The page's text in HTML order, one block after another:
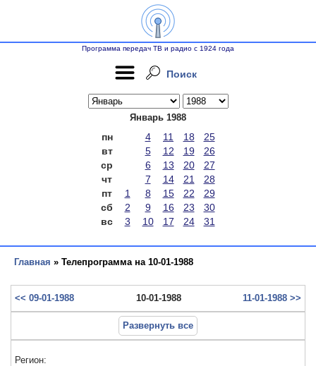
Программа передач ТВ и радио с 1924 года
Поиск
Январь 1988
пн 4 11 18
25
вт
5 12 19
26
ср
6 13 20
27
чт
7 14 21
28
пт
1 8 15 22
29
сб
2 9 16 23
30
вс
3 10 17 24 31
Главная » Телепрограмма на 10-01-1988
<< 09-01-1988 10-01-1988 11-01-1988 >>
Развернуть все
Регион: